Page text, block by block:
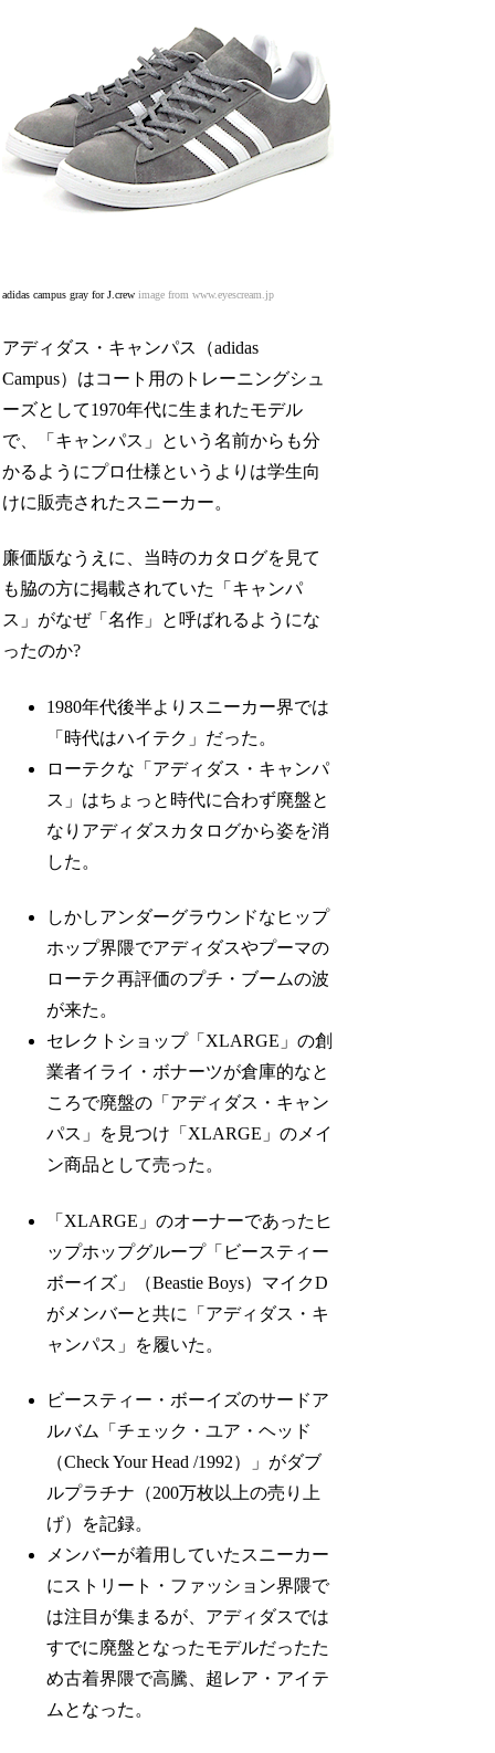
adidas campus gray for J.crewimage from www.eyescream.jp
アディダス・キャンパス（adidas
Campus）はコート用のトレーニングシュ
ーズとして1970年代に生まれたモデル
で、「キャンパス」という名前からも分
かるようにプロ仕様というよりは学生向
けに販売されたスニーカー。
廉価版なうえに、当時のカタログを見て
も脇の方に掲載されていた「キャンパ
ス」がなぜ「名作」と呼ばれるようにな
ったのか?
1980年代後半よりスニーカー界では
「時代はハイテク」だった。
ローテクな「アディダス・キャンパ
ス」はちょっと時代に合わず廃盤と
なりアディダスカタログから姿を消
した。
しかしアンダーグラウンドなヒップ
ホップ界隈でアディダスやプーマの
ローテク再評価のプチ・ブームの波
が来た。
セレクトショップ「XLARGE」の創
業者イライ・ボナーツが倉庫的なと
ころで廃盤の「アディダス・キャン
パス」を見つけ「XLARGE」のメイ
ン商品として売った。
「XLARGE」のオーナーであったヒ
ップホップグループ「ビースティー
ボーイズ」（Beastie Boys）マイクD
がメンバーと共に「アディダス・キ
ャンパス」を履いた。
ビースティー・ボーイズのサードア
ルバム「チェック・ユア・ヘッド
（Check Your Head /1992）」がダブ
ルプラチナ（200万枚以上の売り上
げ）を記録。
メンバーが着用していたスニーカー
にストリート・ファッション界隈で
は注目が集まるが、アディダスでは
すでに廃盤となったモデルだったた
め古着界隈で高騰、超レア・アイテ
ムとなった。